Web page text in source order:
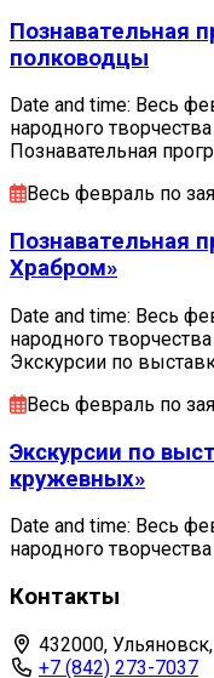
Познавательная
полководцы
Date and time: Весь
народного
Познавательная
Весь февраль по
Познавательная
Храбром»
Date and time: Весь
народного
Экскурсии по
Весь февраль по
Экскурсии по
кружевных»
Date and time: Весь
народного
Контакты
432000,
+7 (842) 273-7037